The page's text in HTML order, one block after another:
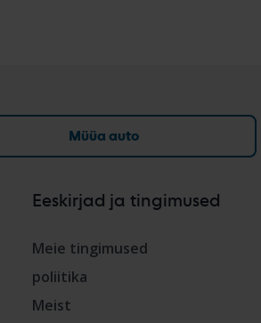
Müüa auto
Eeskirjad ja tingimused
Meie tingimused
poliitika
Meist